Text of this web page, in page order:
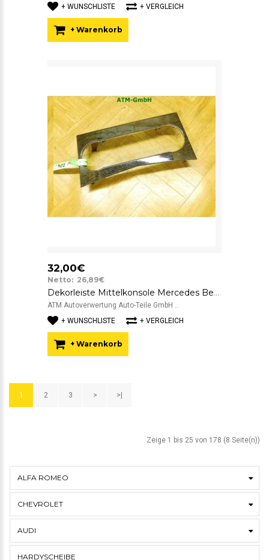
+ WUNSCHLISTE
+ VERGLEICH
+ Warenkorb
32,00€
Netto: 26,89€
Dekorleiste Mittelkonsole Mercedes Benz C-Klasse W204 A2046800290
ATM Autoverwertung Auto-Teile GmbH ..
+ WUNSCHLISTE
+ VERGLEICH
+ Warenkorb
1 2 3 > >|
Zeige 1 bis 25 von 178 (8 Seite(n))
ALFA ROMEO
CHEVROLET
AUDI
HARDYSCHEIBE